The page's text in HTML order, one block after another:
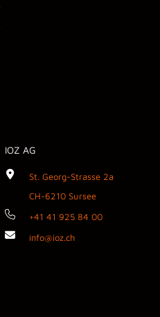
IOZ AG
St. Georg-Strasse 2a
CH-6210 Sursee
+41 41 925 84 00
info@ioz.ch